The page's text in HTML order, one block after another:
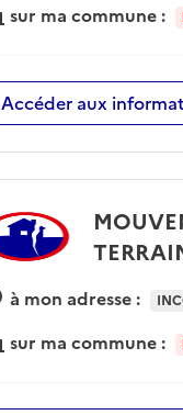
sur ma commune :
Accéder aux
à mon adresse :
sur ma commune :